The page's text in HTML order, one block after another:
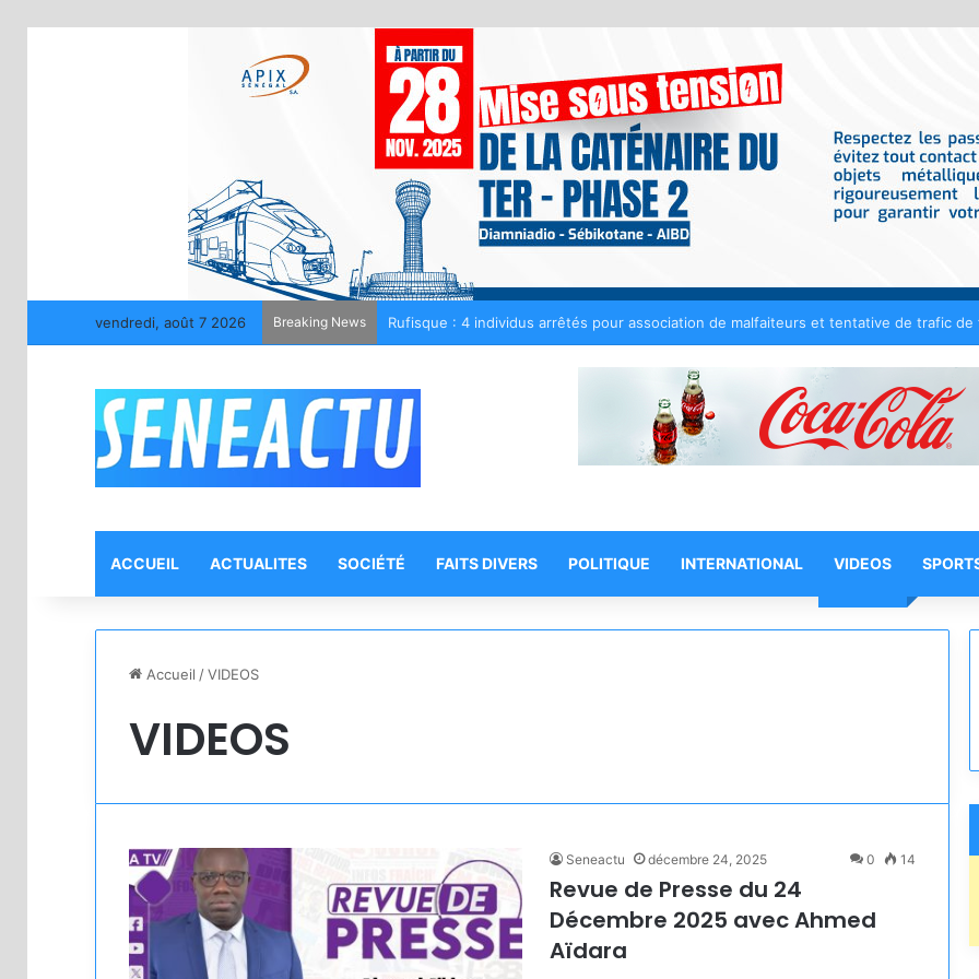
vendredi, août 7 2026 Breaking News La LONASE dément tout contrat de 50 millions de FCFA avec Fénial Digital
ACCUEIL ACTUALITES SOCIÉTÉ FAITS DIVERS POLITIQUE INTERNATIONAL VIDEOS
Accueil /VIDEOS
VIDEOS
Seneactu décembre 24, 2025 0 14
Revue de Presse du 24
Décembre 2025 avec Ahmed
Aïdara